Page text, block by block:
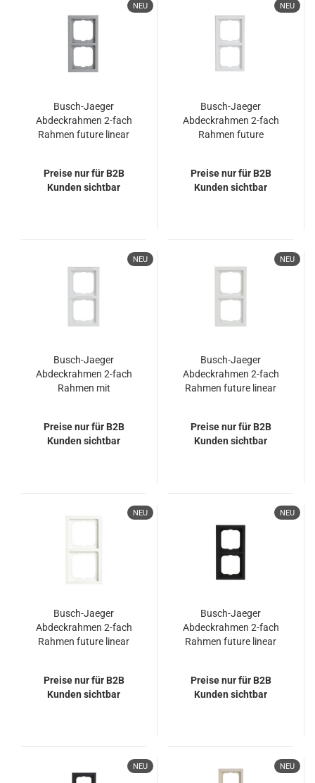
NEU
Busch-Jaeger
Abdeckrahmen 2-fach
Rahmen future linear
Preise nur für B2B
Kunden sichtbar
NEU
Busch-Jaeger
Abdeckrahmen 2-fach
Rahmen future
Preise nur für B2B
Kunden sichtbar
NEU
Busch-Jaeger
Abdeckrahmen 2-fach
Rahmen mit
2CKA001754A4365
1722-184 NSK
Preise nur für B2B
Kunden sichtbar
NEU
Busch-Jaeger
Abdeckrahmen 2-fach
Rahmen future linear
Preise nur für B2B
Kunden sichtbar
NEU
Busch-Jaeger
Abdeckrahmen 2-fach
Rahmen future linear
Preise nur für B2B
Kunden sichtbar
NEU
Busch-Jaeger
Abdeckrahmen 2-fach
Rahmen future linear
Preise nur für B2B
Kunden sichtbar
NEU NEU